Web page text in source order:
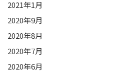
2021年1月
2020年9月
2020年8月
2020年7月
2020年6月